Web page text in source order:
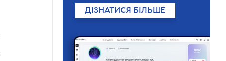
ДІЗНАТИСЯ БІЛЬШЕ